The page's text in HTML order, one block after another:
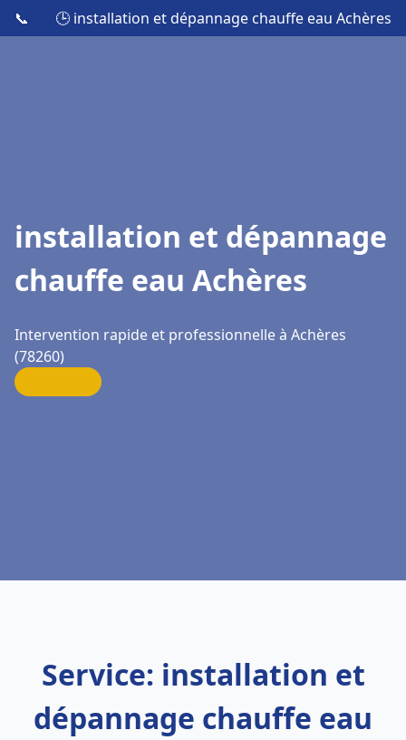
📞 🕒 installation et dépannage chauffe eau Achères
installation et dépannage
chauffe eau Achères
Intervention rapide et professionnelle à Achères
(78260)
Service: installation et
dépannage chauffe eau